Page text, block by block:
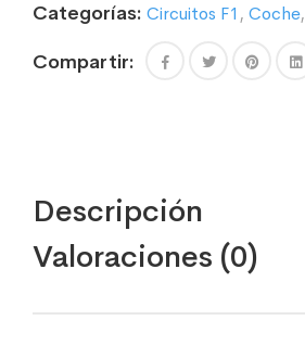
Categorías: Circuitos F1 , Coche,
Compartir:
Descripción
Valoraciones (0)